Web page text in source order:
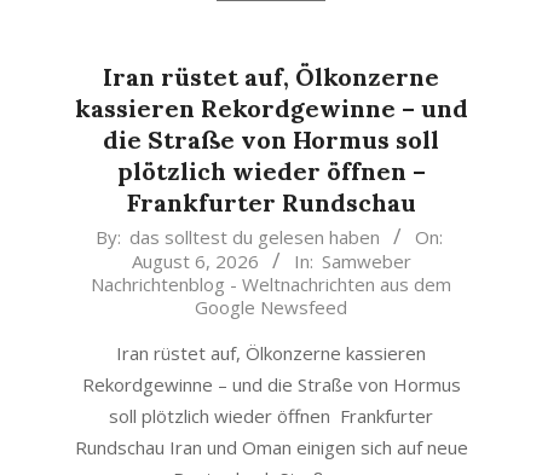
Iran rüstet auf, Ölkonzerne
kassieren Rekordgewinne – und
die Straße von Hormus soll
plötzlich wieder öffnen –
Frankfurter Rundschau
2026-
06
By: das solltest du gelesen haben
On:
August 6, 2026
In: Samweber
Nachrichtenblog - Weltnachrichten aus dem
Google Newsfeed
Iran rüstet auf, Ölkonzerne kassieren
Rekordgewinne – und die Straße von Hormus
soll plötzlich wieder öffnen Frankfurter
Rundschau Iran und Oman einigen sich auf neue